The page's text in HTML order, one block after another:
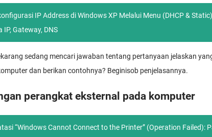
IP Address di Windows XP Melalui Menu (DHCP &
Gateway, DNS
sedang mencari jawaban tentang pertanyaan jelaskan
dan berikan contohnya? Beginisob penjelasannya.
perangkat eksternal pada komputer
“Windows Cannot Connect to the Printer” (Operation Failed):